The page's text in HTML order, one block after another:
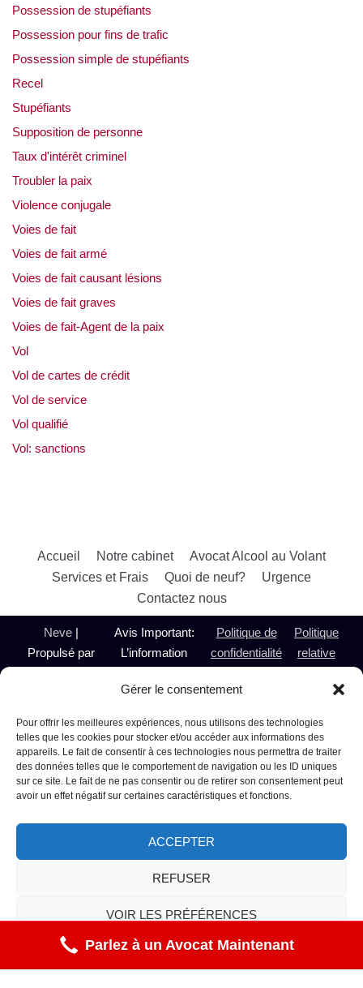
Gérer le consentement
Pour offrir les meilleures expériences, nous utilisons des technologies
telles que les cookies pour stocker et/ou accéder aux informations des
appareils. Le fait de consentir à ces technologies nous permettra de traiter
des données telles que le comportement de navigation ou les ID uniques
sur ce site. Le fait de ne pas consentir ou de retirer son consentement peut
avoir un effet négatif sur certaines caractéristiques et fonctions.
ACCEPTER
REFUSER
VOIR LES PRÉFÉRENCES
Politique de cookies Déclaration de confidentialité
Possession de stupéfiants
Possession pour fins de trafic
Possession simple de stupéfiants
Recel
Stupéfiants
Supposition de personne
Taux d'intérêt criminel
Troubler la paix
Violence conjugale
Voies de fait
Voies de fait armé
Voies de fait causant lésions
Voies de fait graves
Voies de fait-Agent de la paix
Vol
Vol de cartes de crédit
Vol de service
Vol qualifié
Vol: sanctions
Accueil Notre cabinet
Avocat Alcool au Volant
Services et Frais
Quoi de neuf?
Urgence
Contactez nous
Neve|
Propulsé par
Alcool au
Volant et
Droit Criminel
Montréal
réservés
Avis Important:
L’information
présent site est de
n’a pas pour objet de
remplacer ou de
pallier le besoin de
consulter un avocat.
d'information,
Me Micheline
235-0783
Politique de
confidentialité
Politique
relative
témoins
Parlez à un Avocat Maintenant